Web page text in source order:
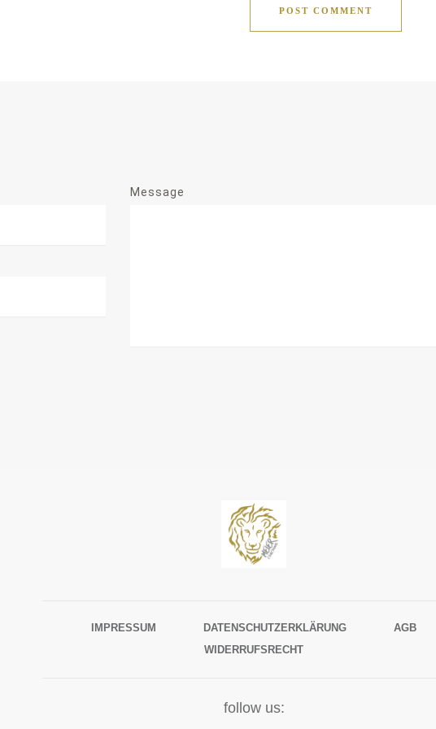
POST COMMENT
Message
IMPRESSUM DATENSCHUTZERKLÄRUNG
AGB
WIDERRUFSRECHT
follow us: